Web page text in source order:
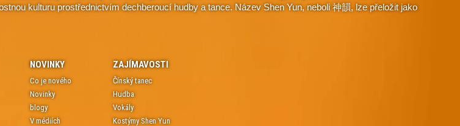
kulturu prostřednictvím dechberoucí hudby a tance. Název Shen Yun, neboli 神韻, lze přeložit jako
NOVINKY
Co je nového
Novinky
blogy
V médiích
ZAJÍMAVOSTI
Čínský tanec
Hudba
Vokály
Kostýmy Shen Yun